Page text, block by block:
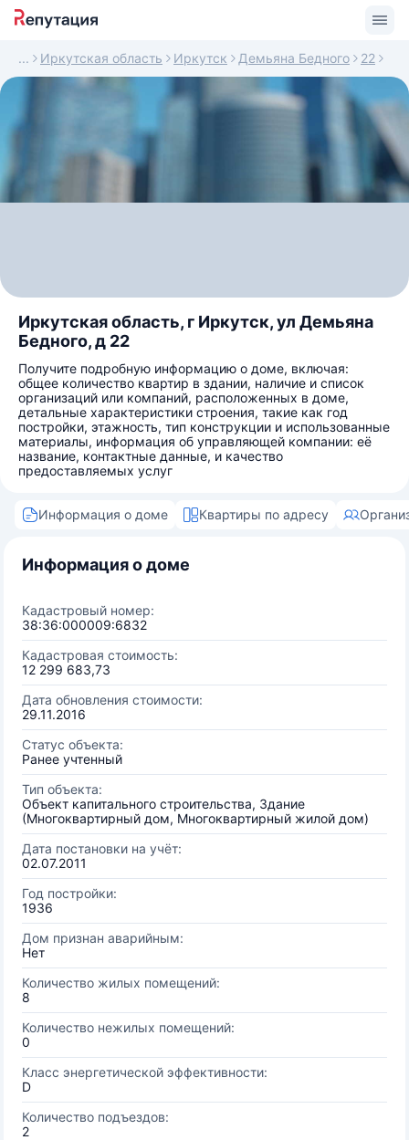
Иркутская область Иркутск Демьяна Бедного 22
Иркутская область, г Иркутск, ул Демьяна
Бедного, д 22
Получите подробную информацию о доме, включая:
общее количество квартир в здании, наличие и список
организаций или компаний, расположенных в доме,
детальные характеристики строения, такие как год
постройки, этажность, тип конструкции и использованные
материалы, информация об управляющей компании: её
название, контактные данные, и качество
предоставляемых услуг
Информация о доме Квартиры по адресу
Информация о доме
Кадастровый номер:
38:36:000009:6832
Кадастровая стоимость:
12 299 683,73
Дата обновления стоимости:
29.11.2016
Статус объекта:
Ранее учтенный
Тип объекта:
Объект капитального строительства, Здание
(Многоквартирный дом, Многоквартирный жилой дом)
Дата постановки на учёт:
02.07.2011
Год постройки:
1936
Дом признан аварийным:
Нет
Количество жилых помещений:
8
Количество нежилых помещений:
0
Класс энергетической эффективности:
D
Количество подъездов:
2